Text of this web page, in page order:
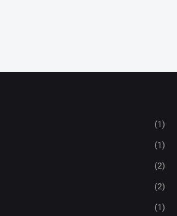
(1)
(1)
(2)
(2)
(1)